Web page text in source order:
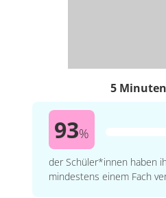
5
93%
der Schüler*innen haben
mindestens einem Fach